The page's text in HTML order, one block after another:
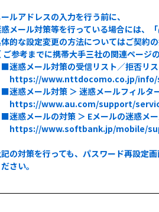
ルアドレスの入力を行う前に、
メール対策等を行っている場合には、
的な設定変更の方法についてはご契約
ご参考までに携帯大手三社の関連ページの
迷惑メール対策の受信リスト／拒否リ
www.nttdocomo.co.jp/info/
迷惑メール対策 ＞ 迷惑メールフィルタ
www.au.com/support/
迷惑メールの対策 ＞ Eメールの迷惑メ
www.softbank.jp/mobile/
の対策を行っても、パスワード再設定
さい。